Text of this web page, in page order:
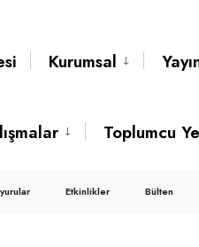
Kurumsal
Toplumcu
Etkinlikler Bülten